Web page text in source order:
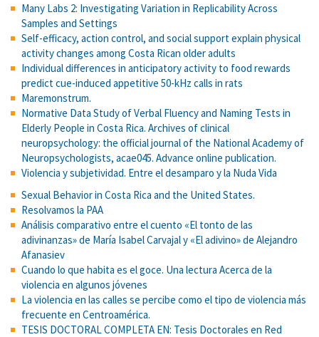
Many Labs 2: Investigating Variation in Replicability Across
Samples and Settings
Self-efficacy, action control, and social support explain physical
activity changes among Costa Rican older adults
Individual differences in anticipatory activity to food rewards
predict cue-induced appetitive 50-kHz calls in rats
Maremonstrum.
Normative Data Study of Verbal Fluency and Naming Tests in
Elderly People in Costa Rica. Archives of clinical
neuropsychology: the official journal of the National Academy of
Neuropsychologists, acae045. Advance online publication.
Violencia y subjetividad. Entre el desamparo y la Nuda Vida
Sexual Behavior in Costa Rica and the United States.
Resolvamos la PAA
Análisis comparativo entre el cuento «El tonto de las
adivinanzas» de María Isabel Carvajal y «El adivino» de Alejandro
Afanasiev
Cuando lo que habita es el goce. Una lectura Acerca de la
violencia en algunos jóvenes
La violencia en las calles se percibe como el tipo de violencia más
frecuente en Centroamérica.
TESIS DOCTORAL COMPLETA EN: Tesis Doctorales en Red